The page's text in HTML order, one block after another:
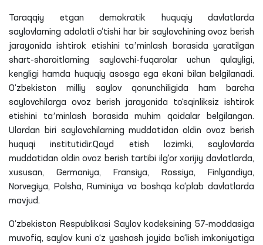
Taraqqiy etgan demokratik huquqiy davlatlarda
saylovlarning adolatli o‘tishi har bir saylovchining ovoz berish
jarayonida ishtirok etishini taʼminlash borasida yaratilgan
shart-sharoitlarning saylovchi-fuqarolar uchun qulayligi,
kengligi hamda huquqiy asosga ega ekani bilan belgilanadi.
O‘zbekiston milliy saylov qonunchiligida ham barcha
saylovchilarga ovoz berish jarayonida to‘sqinliksiz ishtirok
etishini taʼminlash borasida muhim qoidalar belgilangan.
Ulardan biri saylovchilarning muddatidan oldin ovoz berish
huquqi institutidir.Qayd etish
lozimki, saylovlarda
muddatidan oldin ovoz berish tartibi ilg‘or xorijiy davlatlarda,
xususan, Germaniya, Fransiya, Rossiya,
Finlyandiya,
Norvegiya, Polsha, Ruminiya va boshqa ko‘plab davlatlarda
mavjud.
O‘zbekiston Respublikasi Saylov kodeksining 57-moddasiga
muvofiq, saylov kuni o‘z yashash joyida bo‘lish imkoniyatiga